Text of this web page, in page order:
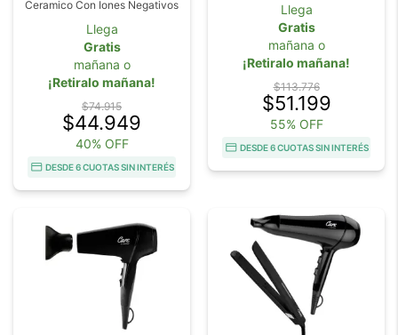
Ceramico Con Iones Negativos
Llega
Gratis
mañana o
¡Retiralo mañana!
$74.915
$44.949
40% OFF
DESDE 6 CUOTAS SIN INTERÉS
Llega
Gratis
mañana o
¡Retiralo mañana!
$113.776
$51.199
55% OFF
DESDE 6 CUOTAS SIN INTERÉS